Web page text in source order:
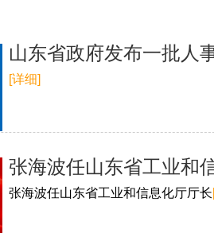
山东省政府发布一批人
[详细]
张海波任山东省工业和
张海波任山东省工业和信息化厅厅长